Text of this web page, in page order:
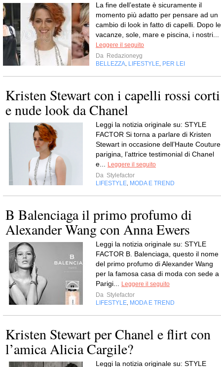
La fine dell’estate è sicuramente il
momento più adatto per pensare ad un
cambio di look in fatto di capelli. Dopo le
vacanze, sole, mare e piscina, i nostri...
Leggere il seguito
Da Redazioneyg
BELLEZZA LIFESTYLE PER LEI
Kristen Stewart con i capelli rossi corti
e nude look da Chanel
Leggi la notizia originale su: STYLE
FACTOR Si torna a parlare di Kristen
Stewart in occasione dell’Haute Couture
parigina, l’attrice testimonial di Chanel
e...
Leggere il seguito
Da Stylefactor
LIFESTYLE MODA E TREND
B Balenciaga il primo profumo di
Alexander Wang con Anna Ewers
Leggi la notizia originale su: STYLE
FACTOR B. Balenciaga, questo il nome
del primo profumo di Alexander Wang
per la famosa casa di moda con sede a
Parigi...
Leggere il seguito
Da Stylefactor
LIFESTYLE MODA E TREND
Kristen Stewart per Chanel e flirt con
l’amica Alicia Cargile?
Leggi la notizia originale su: STYLE